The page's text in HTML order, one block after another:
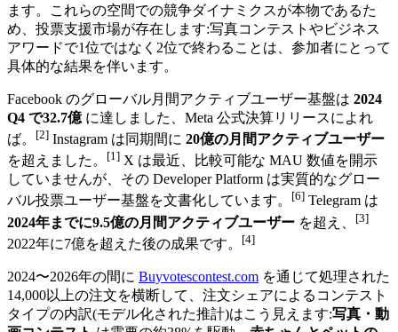
ます。これらの空間での競争ダイナミクスが本物であるた
め、投票支援市場が存在します:写真コンテストやビジネス
アワードで1位ではなく2位で終わることは、参加者にとって
具体的な結果を伴います。
Facebook のグローバル月間アクティブユーザー基盤は 2024
Q4 で32.7億に達しました、Meta 公式決算リリースによれ
ば。
[2] Instagram は同期間に 20億の月間アクティブユーザー
を超えました。
[1] X は最近、比較可能な MAU 数値を開示
していませんが、その Developer Platform は実質的なグロー
バル投票ユーザー基盤を文書化しています。
[6] Telegram は
2024年までに9.5億の月間アクティブユーザー を超え、 [3]
2022年に7億を超えた後の成果です。 [4]
2024〜2026年の間に Buyvotescontest.com を通じて処理された
14,000以上の注文を横断して、注文シェアによるコンテスト
タイプの内訳(モデル化された推計)はこう見えます:写真・動